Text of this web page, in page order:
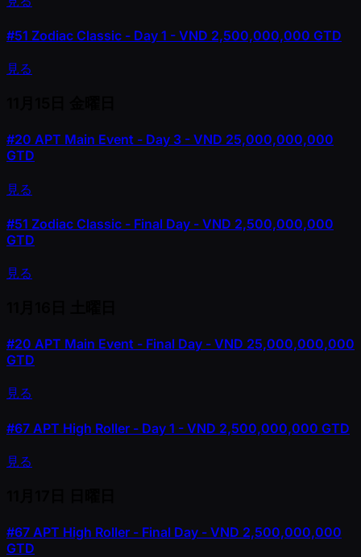
#51 Zodiac Classic - Day 1 - VND 2,500,000,000 GTD
見る
#20 APT Main Event - Day 3 - VND 25,000,000,000
GTD
見る
#51 Zodiac Classic - Final Day - VND 2,500,000,000
GTD
見る
#20 APT Main Event - Final Day - VND 25,000,000,000
GTD
見る
#67 APT High Roller - Day 1 - VND 2,500,000,000 GTD
見る
#67 APT High Roller - Final Day - VND 2,500,000,000
GTD